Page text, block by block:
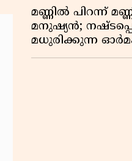
മണ്ണിൽ പിറന്ന്
മനുഷ്യൻ;
മധുരിക്കുന്ന